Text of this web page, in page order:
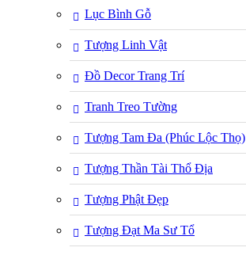
Lục Bình Gỗ
Tượng Linh Vật
Đồ Decor Trang Trí
Tranh Treo Tường
Tượng Tam Đa (Phúc Lộc Thọ)
Tượng Thần Tài Thổ Địa
Tượng Phật Đẹp
Tượng Đạt Ma Sư Tổ